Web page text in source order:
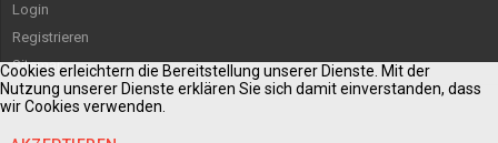
Login
Registrieren
Sitemap
Cookies erleichtern die Bereitstellung unserer Dienste. Mit der
Nutzung unserer Dienste erklären Sie sich damit einverstanden, dass
wir Cookies verwenden.